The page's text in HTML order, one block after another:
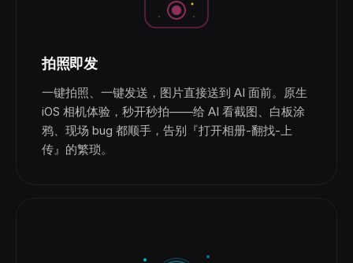
拍照即发
一键拍照、一键发送，图片直接送到 AI 面前。原生
iOS 相机体验，秒开秒拍——给 AI 看截图、白板涂
鸦、现场 bug 都顺手，告别『打开相册-翻找-上
传』的繁琐。